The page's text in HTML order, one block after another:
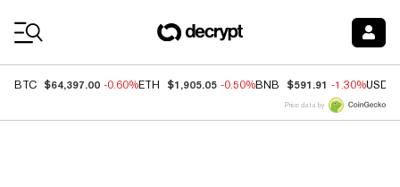
BTC $64,397.00 -0.60%ETH $1,905.05 -0.50%BNB $591.91 -1.30%USDC
Price data by